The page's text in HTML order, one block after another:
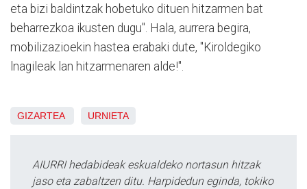
eta bizi baldintzak hobetuko dituen hitzarmen bat
beharrezkoa ikusten dugu". Hala, aurrera begira,
mobilizazioekin hastea erabaki dute, "Kiroldegiko
lnagileak lan hitzarmenaren alde!".
GIZARTEA URNIETA
AIURRI hedabideak eskualdeko nortasun hitzak
jaso eta zabaltzen ditu. Harpidedun eginda, tokiko